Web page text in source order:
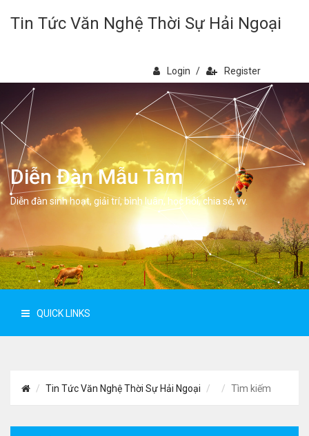
Tin Tức Văn Nghệ Thời Sự Hải Ngoại
Login / Register
Diễn Đàn Mẫu Tâm
Diễn đàn sinh hoạt, giải trí, bình luân, học hỏi, chia sẻ, vv.
QUICK LINKS
Tin Tức Văn Nghệ Thời Sự Hải Ngoại Tìm kiếm